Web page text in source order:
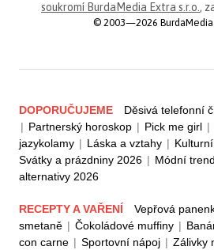
soukromí BurdaMedia Extra s.r.o.,
© 2003—2026 BurdaMedia
DOPORUČUJEME Děsivá telefonní
| Partnerský horoskop | Pick me girl |
jazykolamy | Láska a vztahy |
Svátky a prázdniny 2026 | Módní
alternativy 2026
RECEPTY A VAŘENÍ Vepřová
smetaně | Čokoládové muffiny |
con carne | Sportovní nápoj | Zálivky